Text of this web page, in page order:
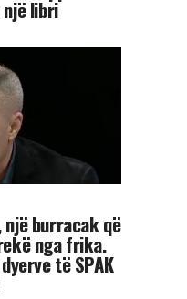
libri
burracak që
nga frika.
të SPAK